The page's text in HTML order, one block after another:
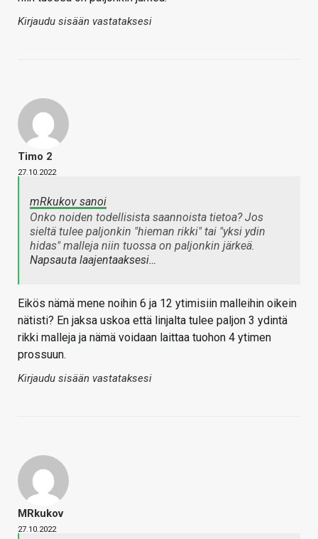
Kirjaudu sisään vastataksesi
Timo 2
27.10.2022
mRkukov sanoi
Onko noiden todellisista saannoista tietoa? Jos
sieltä tulee paljonkin "hieman rikki" tai "yksi ydin
hidas" malleja niin tuossa on paljonkin järkeä.
Napsauta laajentaaksesi…
Eikös nämä mene noihin 6 ja 12 ytimisiin malleihin oikein
nätisti? En jaksa uskoa että linjalta tulee paljon 3 ydintä
rikki malleja ja nämä voidaan laittaa tuohon 4 ytimen
prossuun.
Kirjaudu sisään vastataksesi
MRkukov
27.10.2022